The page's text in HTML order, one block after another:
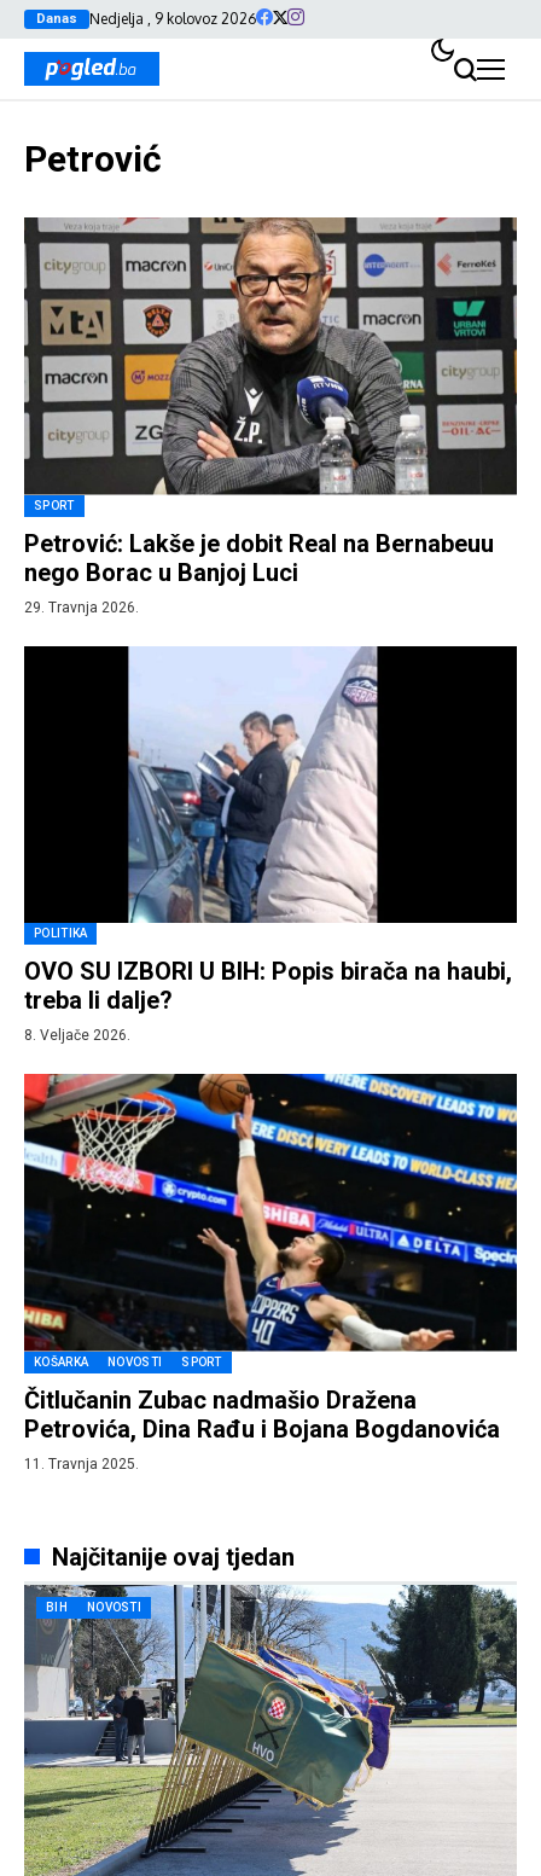
Danas Nedjelja , 9 kolovoz 2026
Petrović
SPORT
Petrović: Lakše je dobit Real na Bernabeuu
nego Borac u Banjoj Luci
29. Travnja 2026.
POLITIKA
OVO SU IZBORI U BIH: Popis birača na haubi,
treba li dalje?
8. Veljače 2026.
KOŠARKA NOVOSTI SPORT
Čitlučanin Zubac nadmašio Dražena
Petrovića, Dina Rađu i Bojana Bogdanovića
11. Travnja 2025.
Najčitanije ovaj tjedan
BIH NOVOSTI